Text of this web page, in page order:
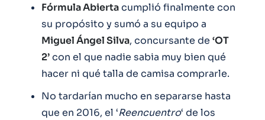
Fórmula Abiertacumplió finalmente con
su propósito y sumó a su equipo a
Miguel Ángel Silva, concursante de ‘OT
2’con el que nadie sabia muy bien qué
hacer ni qué talla de camisa comprarle.
No tardarían mucho en separarse hasta
que en 2016, el ‘Reencuentro‘ de los